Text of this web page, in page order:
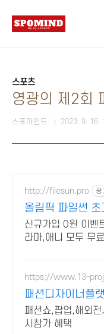
스포츠
영광의 제2회
스포마인드 2023. 9. 16.
http://filesun.pro 광
올림픽 파일썬
간 보기!
신규가입 0원 이벤
라마,애니 모두 무
https://www.13-
패션디자이너플
패션쇼,팝업,해외
시참가 혜택